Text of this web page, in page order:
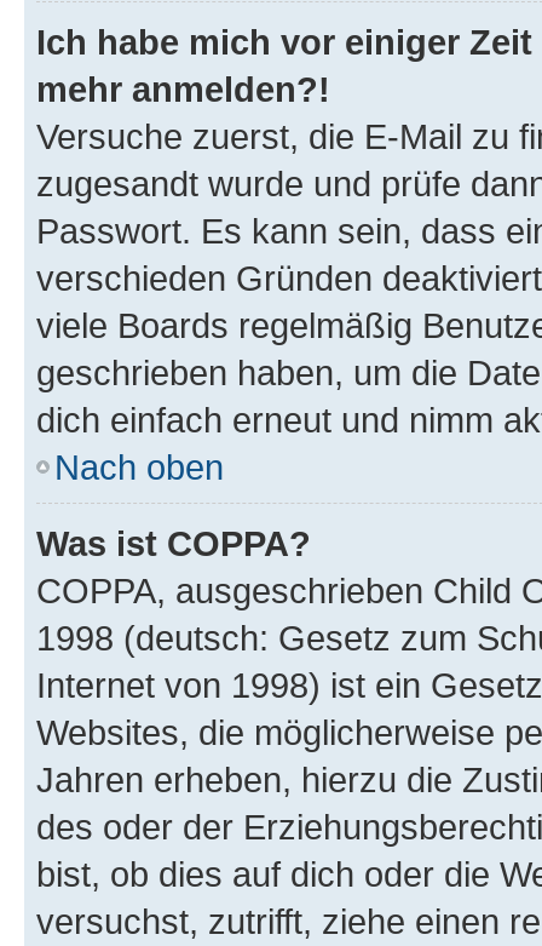
Ich habe mich vor einiger
mehr anmelden?!
Versuche zuerst, die E-Mail zu
zugesandt wurde und prüfe
Passwort. Es kann sein, dass
verschieden Gründen
viele Boards regelmäßig
geschrieben haben, um die
dich einfach erneut und nimm
Nach oben
Was ist COPPA?
COPPA, ausgeschrieben Child
1998 (deutsch: Gesetz zum
Internet von 1998) ist ein
Websites, die möglicherweise
Jahren erheben, hierzu die
des oder der
bist, ob dies auf dich oder die
versuchst, zutrifft, ziehe einen